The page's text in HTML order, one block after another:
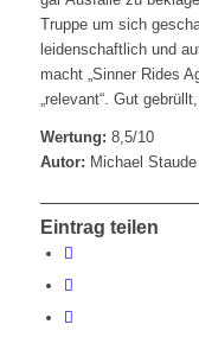
Truppe um sich
leidenschaftlich und
macht „Sinner Rides
„relevant“. Gut
Wertung: 8,5/10
Autor: Michael Staude
Eintrag teilen